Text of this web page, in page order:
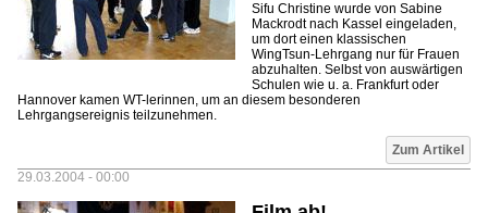
Sifu Christine wurde von Sabine
Mackrodt nach Kassel eingeladen,
um dort einen klassischen
WingTsun-Lehrgang nur für Frauen
abzuhalten. Selbst von auswärtigen
Schulen wie u. a. Frankfurt oder
Hannover kamen WT-lerinnen, um an diesem besonderen
Lehrgangsereignis teilzunehmen.
Zum Artikel
29.03.2004 - 00:00